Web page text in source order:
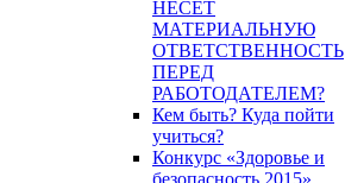
НЕСЕТ
МАТЕРИАЛЬНУЮ
ОТВЕТСТВЕННОСТЬ
ПЕРЕД
РАБОТОДАТЕЛЕМ?
Кем быть? Куда пойти
учиться?
Конкурс «Здоровье и
безопасность 2015»